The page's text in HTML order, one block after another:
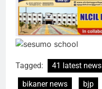
Tagged: 41 latest news
bikaner news
bjp